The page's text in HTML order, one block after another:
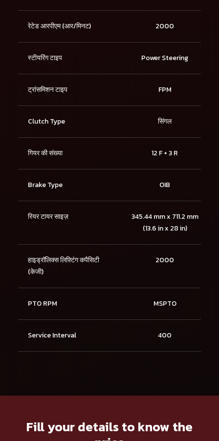
रेटेड आरपीएम (आर/मिनट) 2000
स्टीयरिंग टाइप Power Steering
ट्रांसमिशन टाइप FPM
Clutch Type सिंगल
गियर की संख्या 12 F + 3 R
Brake Type OIB
रियर टायर साइज़
345.44 mm x 711.2 mm
(13.6 in x 28 in)
हाइड्रॉलिक्स लिफ़्टिंग कपैसिटी
(केजी)
2000
PTO RPM MSPTO
Service Interval 400
Fill your details to know the